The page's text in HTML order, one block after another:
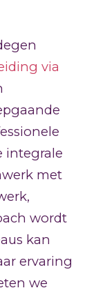
via
integrale
met
wordt
kan
ervaring
we